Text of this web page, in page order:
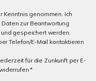
Kenntnis genommen. Ich
zur Beantwortung
gespeichert werden.
Telefon/E-Mail kontaktieren
für die Zunkunft per E-
*